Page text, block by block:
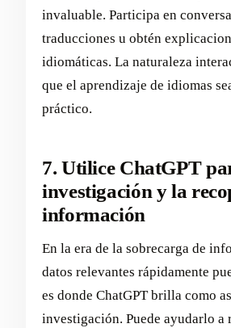
invaluable. Participa en
traducciones u obtén
idiomáticas. La naturaleza
que el aprendizaje de idiomas
práctico.
7. Utilice ChatGPT
investigación y la
información
En la era de la sobrecarga de
datos relevantes rápidamente
es donde ChatGPT brilla como
investigación. Puede ayudarlo